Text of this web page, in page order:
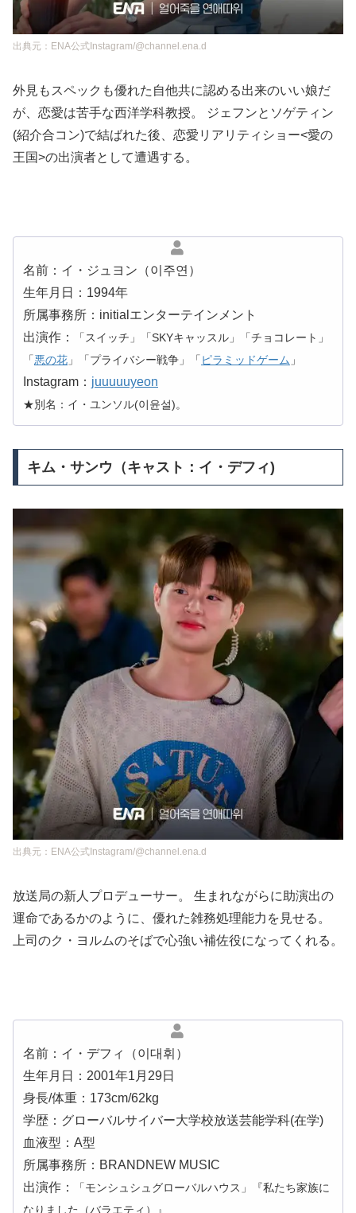
出典元：ENA公式Instagram/@channel.ena.d
外見もスペックも優れた自他共に認める出来のいい娘だ
が、恋愛は苦手な西洋学科教授。 ジェフンとソゲティン
(紹介合コン)で結ばれた後、恋愛リアリティショー<愛の
王国>の出演者として遭遇する。
名前：イ・ジュヨン（이주연）
生年月日：1994年
所属事務所：initialエンターテインメント
出演作：
「スイッチ」「SKYキャッスル」「チョコレート」
「悪の花 」「プライバシー戦争」「 ピラミッドゲーム 」
Instagram： juuuuuyeon
★別名：イ・ユンソル(이윤설)。
キム・サンウ（キャスト：イ・デフィ)
出典元：ENA公式Instagram/@channel.ena.d
放送局の新人プロデューサー。 生まれながらに助演出の
運命であるかのように、優れた雑務処理能力を見せる。
上司のク・ヨルムのそばで心強い補佐役になってくれる。
名前：イ・デフィ（이대휘）
生年月日：2001年1月29日
身長/体重：173cm/62kg
学歴：グローバルサイバー大学校放送芸能学科(在学)
血液型：A型
所属事務所：BRANDNEW MUSIC
出演作：
「モンシュシュグローバルハウス」『私たち家族に
なりました（バラエティ）』